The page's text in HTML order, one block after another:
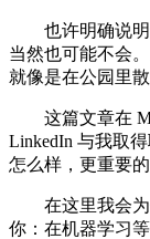
也许明确说明
当然也可能不会
就像是在公园里
这篇文章在
LinkedIn 与我取
怎么样，更重要
在这里我会为
你：在机器学习